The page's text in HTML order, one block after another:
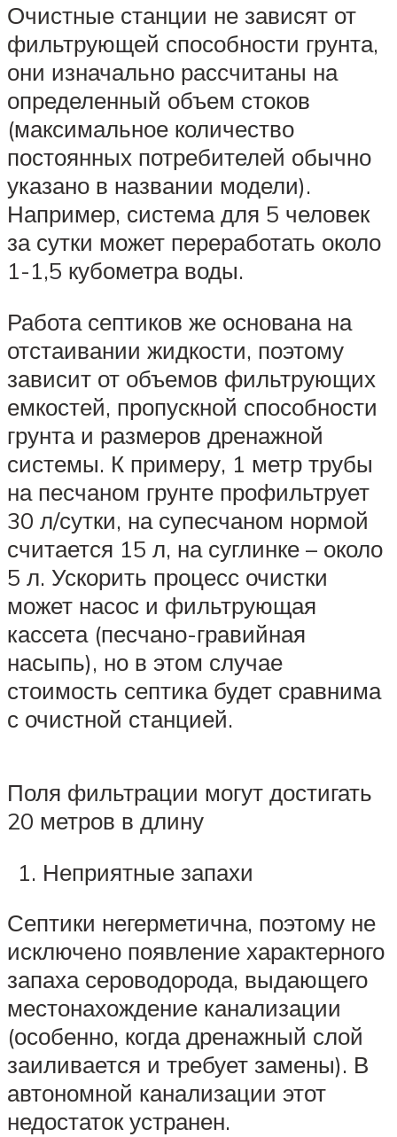
Очистные станции не зависят от
фильтрующей способности грунта,
они изначально рассчитаны на
определенный объем стоков
(максимальное количество
постоянных потребителей обычно
указано в названии модели).
Например, система для 5 человек
за сутки может переработать около
1-1,5 кубометра воды.
Работа септиков же основана на
отстаивании жидкости, поэтому
зависит от объемов фильтрующих
емкостей, пропускной способности
грунта и размеров дренажной
системы. К примеру, 1 метр трубы
на песчаном грунте профильтрует
30 л/сутки, на супесчаном нормой
считается 15 л, на суглинке – около
5 л. Ускорить процесс очистки
может насос и фильтрующая
кассета (песчано-гравийная
насыпь), но в этом случае
стоимость септика будет сравнима
с очистной станцией.
Поля фильтрации могут достигать
20 метров в длину
Неприятные запахи
Септики негерметична, поэтому не
исключено появление характерного
запаха сероводорода, выдающего
местонахождение канализации
(особенно, когда дренажный слой
заиливается и требует замены). В
автономной канализации этот
недостаток устранен.